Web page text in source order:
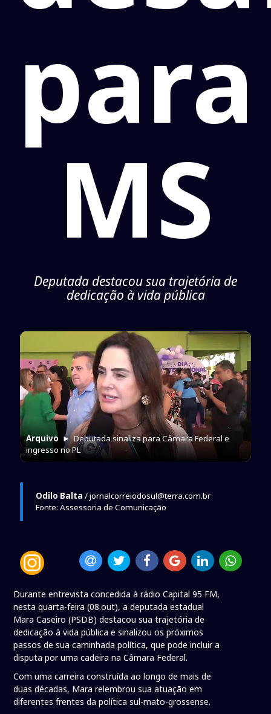
para
MS
Deputada destacou sua trajetória de
dedicação à vida pública
Arquivo ► Deputada sinaliza para Câmara Federal e
ingresso no PL
Odilo Balta / jornalcorreiodosul@terra.com.br
Fonte: Assessoria de Comunicação
Durante entrevista concedida à rádio Capital 95 FM,
nesta quarta-feira (08.out), a deputada estadual
Mara Caseiro (PSDB) destacou sua trajetória de
dedicação à vida pública e sinalizou os próximos
passos de sua caminhada política, que pode incluir a
disputa por uma cadeira na Câmara Federal.
Com uma carreira construída ao longo de mais de
duas décadas, Mara relembrou sua atuação em
diferentes frentes da política sul-mato-grossense.